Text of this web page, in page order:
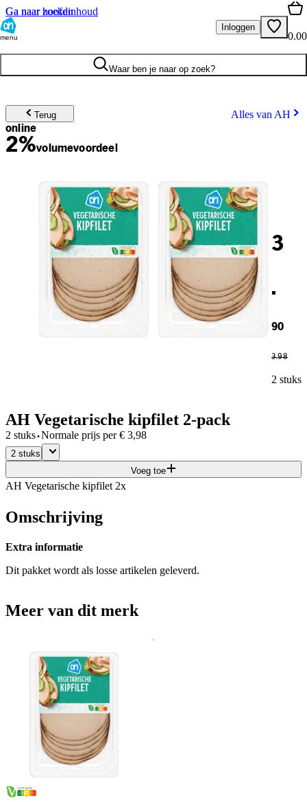
Ga naar hoofdinhoud
Ga naar zoeken
menu
Inloggen
0.00
Waar ben je naar op zoek?
Terug Alles van AH
online
2%volumevoordeel
3
.
90
3.98
2 stuks
AH Vegetarische kipfilet 2-pack
2 stuks·Normale prijs per € 3,98
2 stuks
Voeg toe
AH Vegetarische kipfilet 2x
Omschrijving
Extra informatie
Dit pakket wordt als losse artikelen geleverd.
Meer van dit merk